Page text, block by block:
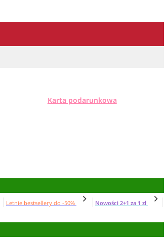
Karta podarunkowa
Letnie bestsellery do -50%
Nowości 2+1 za 1 zł